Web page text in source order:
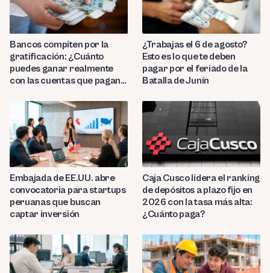
Bancos compiten por la
gratificación: ¿Cuánto
puedes ganar realmente
con las cuentas que pagan
¿Trabajas el 6 de agosto?
Esto es lo que te deben
pagar por el feriado de la
Batalla de Junín
Embajada de EE.UU. abre
convocatoria para startups
peruanas que buscan
captar inversión
Caja Cusco lidera el ranking
de depósitos a plazo fijo en
2026 con la tasa más alta:
¿Cuánto paga?